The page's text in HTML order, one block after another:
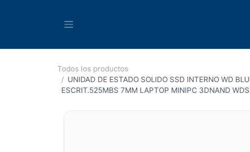
Todos los productos
UNIDAD DE ESTADO SOLIDO SSD INTERNO WD
ESCRIT.525MBS 7MM LAPTOP MINIPC 3DNAND